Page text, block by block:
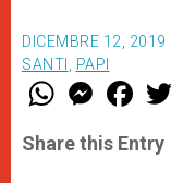
DICEMBRE 12, 2019
SANTI , PAPI
W
t
s
M
e
s
e
F
a
e
b
Share this Entry